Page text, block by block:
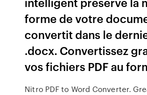
forme de votre
convertit dans le
.docx. Convertissez
vos fichiers PDF au
Nitro PDF to Word Converter.